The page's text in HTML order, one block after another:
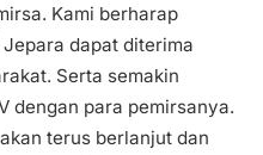
Kami berharap
dapat diterima
Serta semakin
dengan para pemirsanya.
terus berlanjut dan